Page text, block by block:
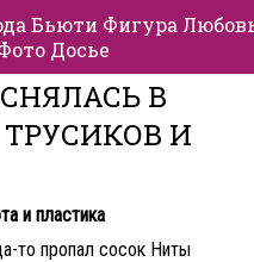
Бьюти Фигура
Досье
В
И
и пластика
то пропал сосок Ниты